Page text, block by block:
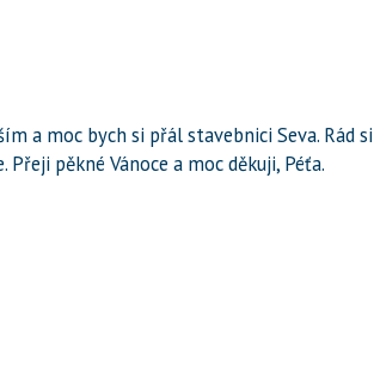
a moc bych si přál stavebnici Seva. Rád si
pěkné Vánoce a moc děkuji, Péťa.